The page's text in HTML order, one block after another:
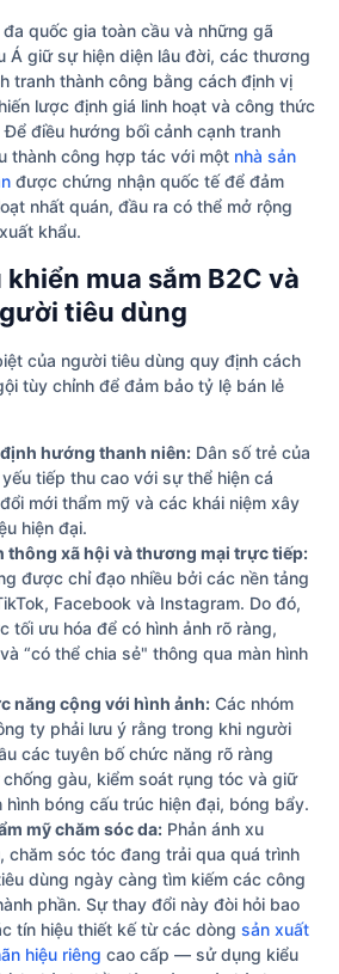
quốc gia toàn cầu và những gã
Á giữ sự hiện diện lâu đời, các thương
tranh thành công bằng cách định vị
lược định giá linh hoạt và công thức
Để điều hướng bối cảnh cạnh tranh
thành công hợp tác với một nhà sản
được chứng nhận quốc tế để đảm
nhất quán, đầu ra có thể mở rộng
khẩu.
mua sắm B2C và
tiêu dùng
của người tiêu dùng quy định cách
tùy chỉnh để đảm bảo tỷ lệ bán lẻ
hướng thanh niên: Dân số trẻ của
tiếp thu cao với sự thể hiện cá
mới thẩm mỹ và các khái niệm xây
hiện đại.
thông xã hội và thương mại trực tiếp:
được chỉ đạo nhiều bởi các nền tảng
Facebook và Instagram. Do đó,
tối ưu hóa để có hình ảnh rõ ràng,
“có thể chia sẻ" thông qua màn hình
năng cộng với hình ảnh: Các nhóm
ty phải lưu ý rằng trong khi người
các tuyên bố chức năng rõ ràng
gàu, kiểm soát rụng tóc và giữ
hình bóng cấu trúc hiện đại, bóng bẩy.
mỹ chăm sóc da: Phản ánh xu
chăm sóc tóc đang trải qua quá trình
dùng ngày càng tìm kiếm các công
phần. Sự thay đổi này đòi hỏi bao
tín hiệu thiết kế từ các dòng sản xuất
hiệu riêng cao cấp — sử dụng kiểu